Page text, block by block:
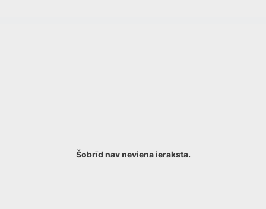
Šobrīd nav neviena ieraksta.